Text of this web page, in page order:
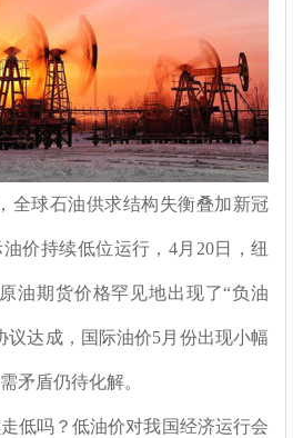
全球石油供求结构失衡叠加新冠
价持续低位运行， 4月 20日，纽
油期货价格罕见地出现了“负油
议达成，国际油价5月份出现小幅
矛盾仍待化解。
低吗？低油价对我国经济运行会